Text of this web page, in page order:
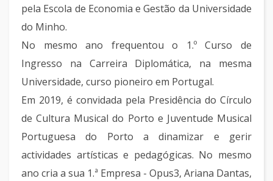
pela Escola de Economia e Gestão da Universidade
do Minho.
No mesmo ano frequentou o 1.º Curso de
Ingresso na Carreira Diplomática, na mesma
Universidade, curso pioneiro em Portugal.
Em 2019, é convidada pela Presidência do Círculo
de Cultura Musical do Porto e Juventude Musical
Portuguesa do Porto a dinamizar e gerir
actividades artísticas e pedagógicas. No mesmo
ano cria a sua 1.ª Empresa - Opus3, Ariana Dantas,